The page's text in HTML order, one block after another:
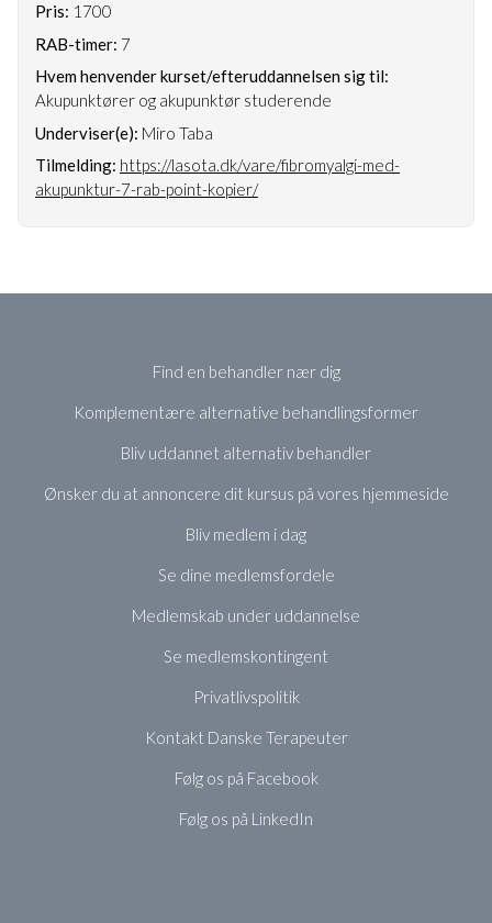
Pris: 1700
RAB-timer: 7
Hvem henvender kurset/efteruddannelsen sig til:
Akupunktører og akupunktør studerende
Underviser(e): Miro Taba
Tilmelding: https://lasota.dk/vare/fibromyalgi-med-
akupunktur-7-rab-point-kopier/
Find en behandler nær dig
Komplementære alternative behandlingsformer
Bliv uddannet alternativ behandler
Ønsker du at annoncere dit kursus på vores hjemmeside
Bliv medlem i dag
Se dine medlemsfordele
Medlemskab under uddannelse
Se medlemskontingent
Privatlivspolitik
Kontakt Danske Terapeuter
Følg os på Facebook
Følg os på LinkedIn